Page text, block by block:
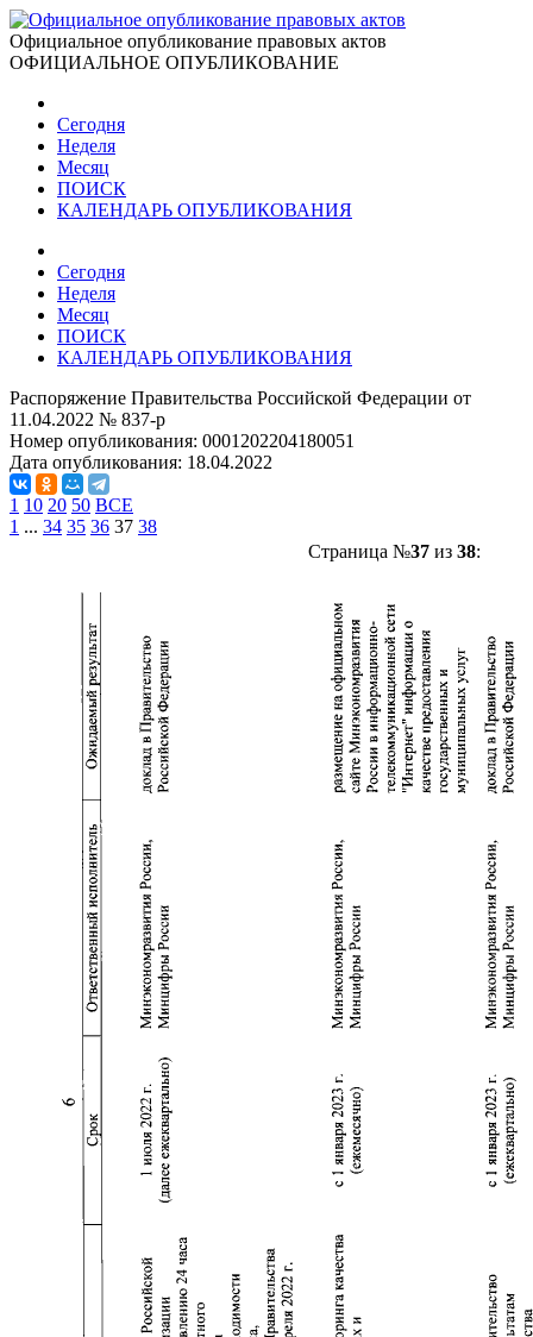
Официальное опубликование правовых актов
ОФИЦИАЛЬНОЕ ОПУБЛИКОВАНИЕ
Сегодня
Неделя
Месяц
ПОИСК
КАЛЕНДАРЬ ОПУБЛИКОВАНИЯ
Сегодня
Неделя
Месяц
ПОИСК
КАЛЕНДАРЬ ОПУБЛИКОВАНИЯ
Распоряжение Правительства Российской Федерации от
11.04.2022 № 837-р
Номер опубликования: 0001202204180051
Дата опубликования: 18.04.2022
1 10 20 50 ВСЕ
1 ... 34 35 36 37 38
Страница №37из 38: